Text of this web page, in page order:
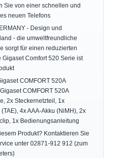
Sie von einer schnellen und
neuen Telefons
- Design und
- die umweltfreundliche
sorgt für einen reduzierten
Comfort 520 Serie ist
COMFORT 520A
COMFORT 520A
2x Steckernetzteil, 1x
4x AAA-Akku (NiMH), 2x
1x Bedienungsanleitung
Produkt? Kontaktieren Sie
unter 02871-912 912 (zum